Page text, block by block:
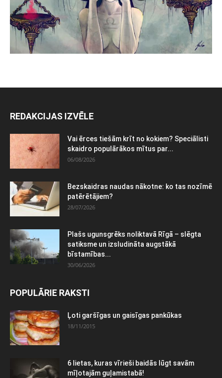
REDAKCIJAS IZVĒLE
Vai ērces tiešām krīt no kokiem? Speciālisti
skaidro populārākos mītus par...
06/08/2026
Bezskaidras naudas nākotne: ko tas nozīmē
patērētājiem?
28/07/2026
Plašs ugunsgrēks noliktavā Rīgā – slēgta
satiksme un izsludināta augstākā
bīstamības...
30/06/2026
POPULĀRIE RAKSTI
Ļoti garšīgas un gaisīgas pankūkas
18/11/2015
6 lietas, kuras vīrieši baidās lūgt savām
mīļotajām guļamistabā!